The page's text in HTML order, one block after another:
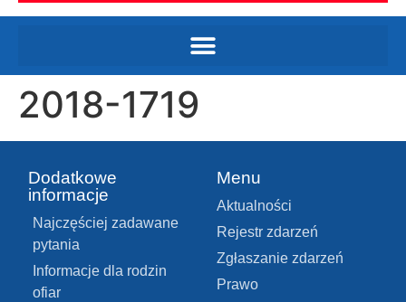
2018-1719
Dodatkowe
informacje
Najczęściej zadawane
pytania
Informacje dla rodzin
ofiar
Menu
Aktualności
Rejestr zdarzeń
Zgłaszanie zdarzeń
Prawo